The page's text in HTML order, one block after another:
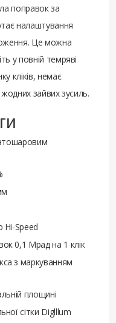
поправок за
налаштування
Це можна
у повній темряві
кліків, немає
жодних зайвих зусиль.
Hi-Speed
0,1 Мрад на 1 клік
з маркуванням
площині
сітки Diglllum